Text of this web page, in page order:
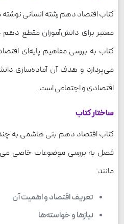
کتاب اقتصاد دهم رشته انسانی
معتبر برای دانش‌آموزان مقطع دهم
کتاب به بررسی مفاهیم پایه‌ای
می‌پردازد و هدف آن آماده‌سازی
اقتصادی و اجتماعی است.
ساختار کتاب
کتاب اقتصاد دهم بنی هاشمی به
فصل به بررسی موضوعات خاصی
مانند:
تعریف اقتصاد و اهمیت آن
نیازها و خواسته‌ها